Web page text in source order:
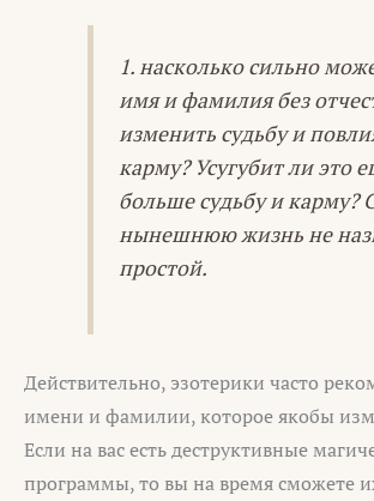
1. насколько сильно
имя и фамилия без
изменить судьбу и
карму? Усугубит ли это
больше судьбу и карму?
нынешнюю жизнь не
простой.
Действительно, эзотерики часто
имени и фамилии, которое якобы
Если на вас есть деструктивные
программы, то вы на время сможете